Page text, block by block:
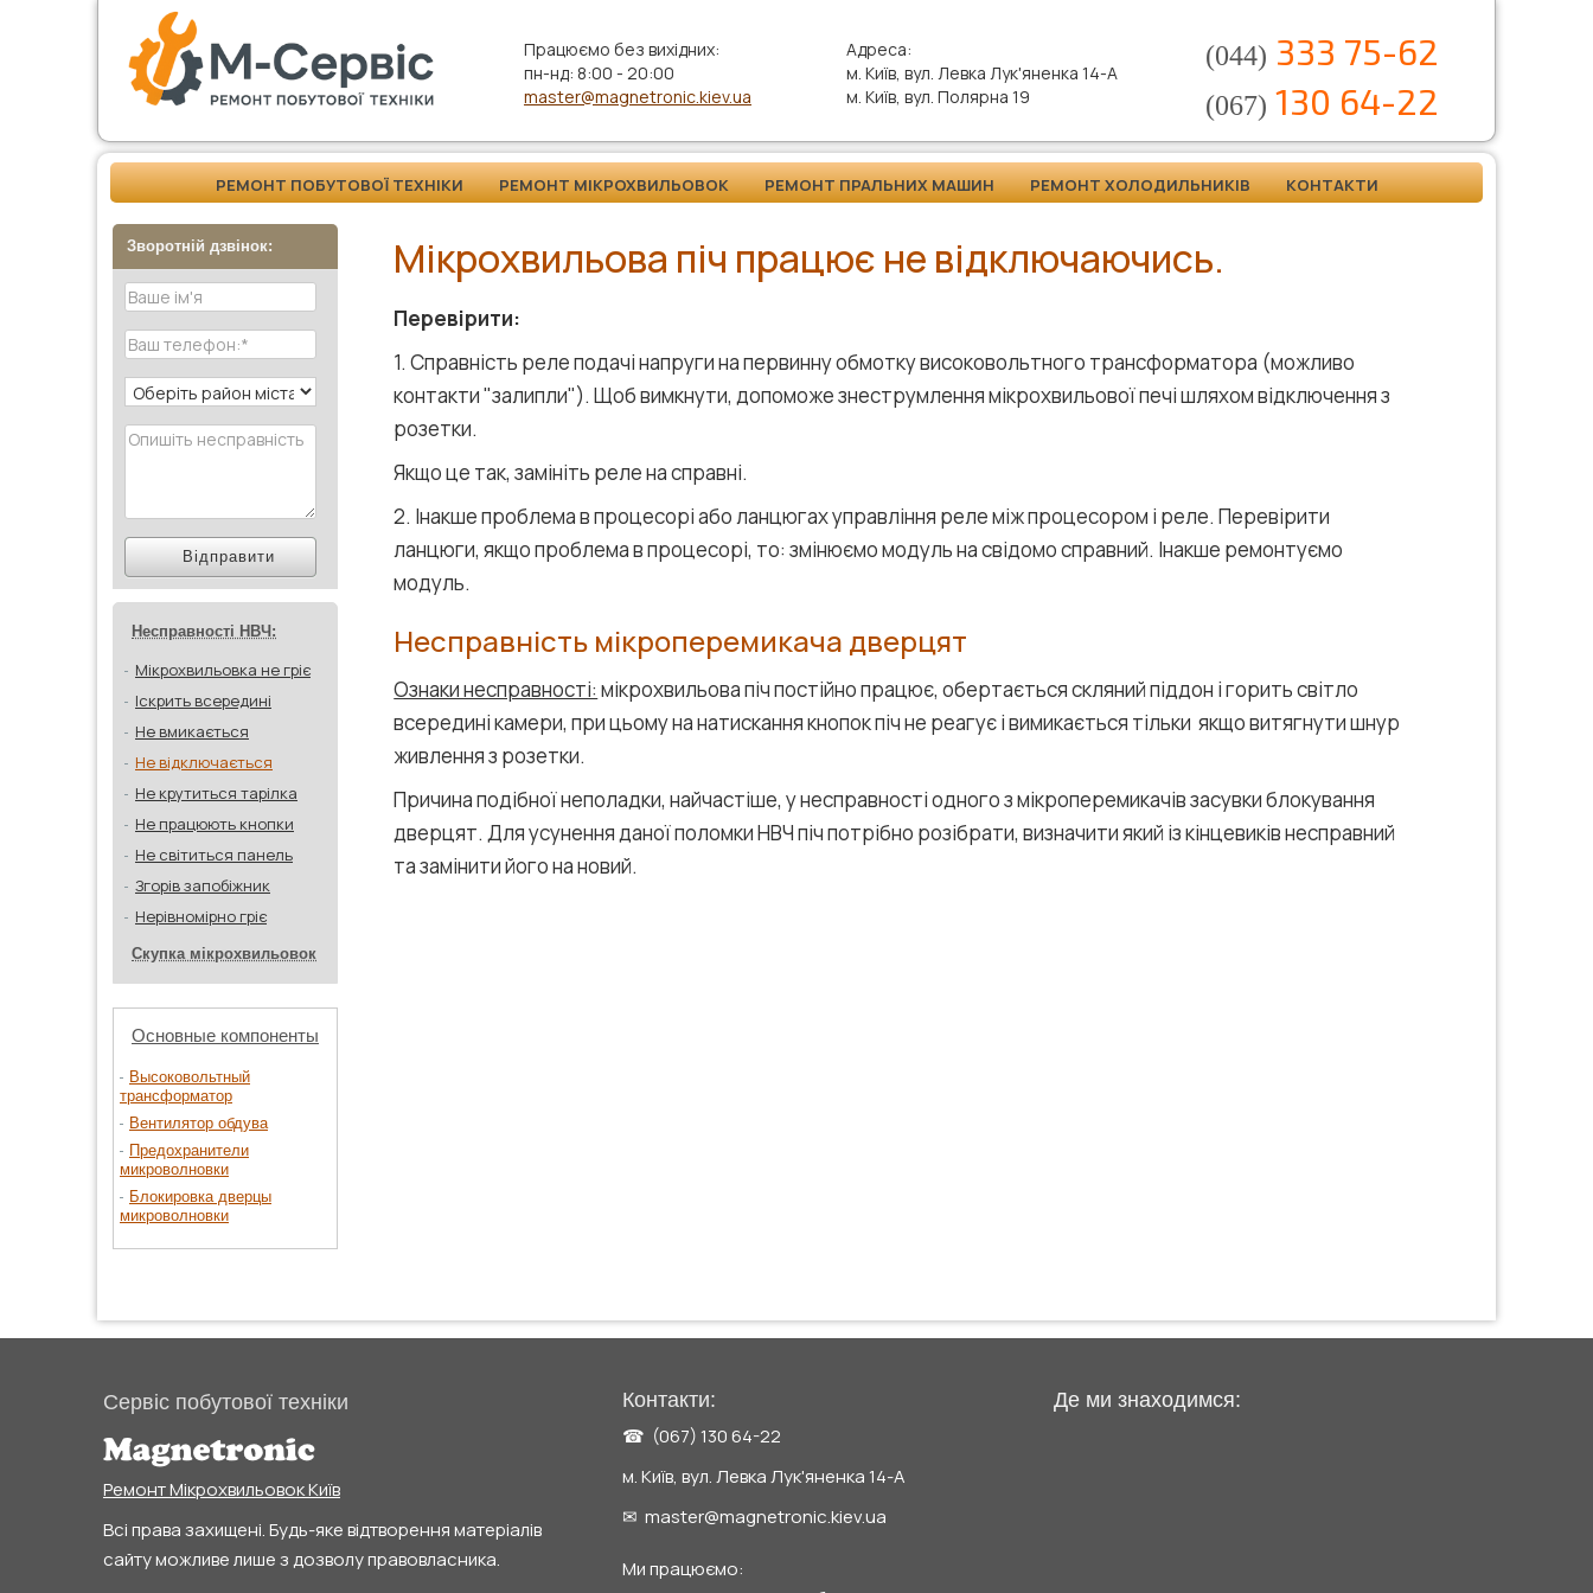
Працюємо без вихідних:
пн-нд: 8:00 - 20:00
master@magnetronic.kiev.ua
Адреса:
м. Київ, вул. Левка Лук'яненка 14-А
м. Київ, вул. Полярна 19
(044) 333 75-62
(067) 130 64-22
РЕМОНТ ПОБУТОВОЇ ТЕХНІКИ РЕМОНТ МІКРОХВИЛЬОВОК РЕМОНТ ПРАЛЬНИХ МАШИН РЕМОНТ ХОЛОДИЛЬНИКІВ КОНТАКТИ
Зворотній дзвінок:
Відправити
Несправності НВЧ:
Мікрохвильовка не гріє
Іскрить всередині
Не вмикається
Не відключається
Не крутиться тарілка
Не працюють кнопки
Не світиться панель
Згорів запобіжник
Нерівномірно гріє
Скупка мікрохвильовок
Основные компоненты
Высоковольтный
трансформатор
Вентилятор обдува
Предохранители
микроволновки
Блокировка дверцы
микроволновки
Мікрохвильова піч працює не відключаючись.
Перевірити:
1. Справність реле подачі напруги на первинну обмотку високовольтного трансформатора (можливо
контакти "залипли"). Щоб вимкнути, допоможе знеструмлення мікрохвильової печі шляхом відключення з
розетки.
Якщо це так, замініть реле на справні.
2. Інакше проблема в процесорі або ланцюгах управління реле між процесором і реле. Перевірити
ланцюги, якщо проблема в процесорі, то: змінюємо модуль на свідомо справний. Інакше ремонтуємо
модуль.
Несправність мікроперемикача дверцят
Ознаки несправності: мікрохвильова піч постійно працює, обертається скляний піддон і горить світло
всередині камери, при цьому на натискання кнопок піч не реагує і вимикається тільки якщо витягнути шнур
живлення з розетки.
Причина подібної неполадки, найчастіше, у несправності одного з мікроперемикачів засувки блокування
дверцят. Для усунення даної поломки НВЧ піч потрібно розібрати, визначити який із кінцевиків несправний
та замінити його на новий.
Сервіс побутової техніки
Ремонт Мікрохвильовок Київ
Всі права захищені. Будь-яке відтворення матеріалів
сайту можливе лише з дозволу правовласника.
Контакти:
☎ (067) 130 64-22
м. Київ, вул. Левка Лук'яненка 14-А
✉ master@magnetronic.kiev.ua
Ми працюємо:
Де ми знаходимся: